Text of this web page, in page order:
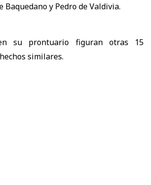
Baquedano y Pedro de Valdivia.
su prontuario figuran otras 15
similares.